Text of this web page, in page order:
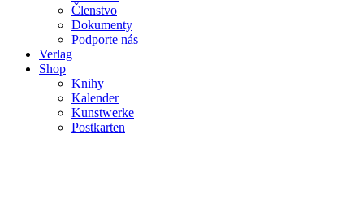
Členstvo
Dokumenty
Podporte nás
Verlag
Shop
Knihy
Kalender
Kunstwerke
Postkarten